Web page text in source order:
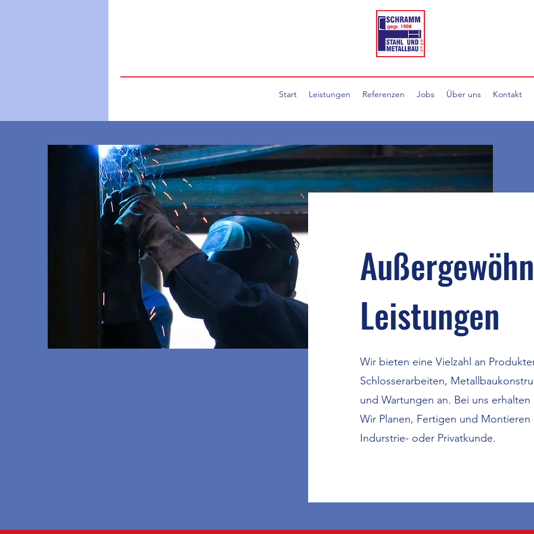
Start Leistungen Referenzen Jobs Über uns Kontakt
Leistungen
Wir bieten eine Vielzahl an
Schlosserarbeiten,
und Wartungen an. Bei uns erhalten
Wir Planen, Fertigen und
Indurstrie- oder Privatkunde.